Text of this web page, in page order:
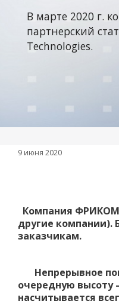
В марте 2020 г.
партнерский
Technologies.
9 июня 2020
Компания ФРИКОМ
другие компании).
заказчикам.
Непрерывное
очередную высоту
насчитывается